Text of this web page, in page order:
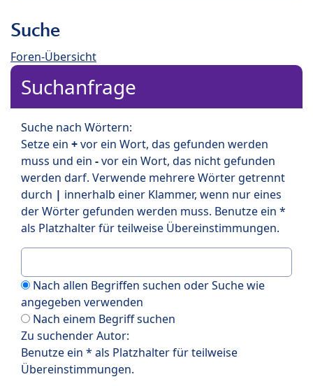
Suche
Foren-Übersicht
Suchanfrage
Suche nach Wörtern:
Setze ein +vor ein Wort, das gefunden werden
muss und ein -vor ein Wort, das nicht gefunden
werden darf. Verwende mehrere Wörter getrennt
durch | innerhalb einer Klammer, wenn nur eines
der Wörter gefunden werden muss. Benutze ein *
als Platzhalter für teilweise Übereinstimmungen.
Nach allen Begriffen suchen oder Suche wie
angegeben verwenden
Nach einem Begriff suchen
Zu suchender Autor:
Benutze ein * als Platzhalter für teilweise
Übereinstimmungen.